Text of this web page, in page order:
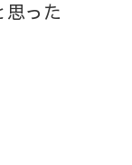
思った